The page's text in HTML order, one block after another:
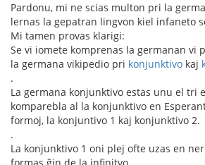
Pardonu, mi ne scias multon pri la
lernas la gepatran lingvon kiel infaneto
Mi tamen provas klarigi:
Se vi iomete komprenas la germanan vi
la germana vikipedio pri konjunktivo kaj
.
La germana konjunktivo estas unu el tri
komparebla al la konjunktivo en
formoj, la konjuntivo 1 kaj konjunktivo 2.
.
La konjunktivo 1 oni plej ofte uzas en